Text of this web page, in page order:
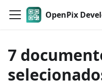
OpenPix
7